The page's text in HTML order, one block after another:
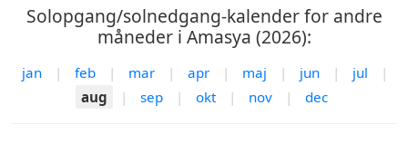
Solopgang/solnedgang-kalender for andre
måneder i Amasya (2026):
jan | feb | mar | apr | maj | jun | jul
|
aug
| sep | okt | nov | dec